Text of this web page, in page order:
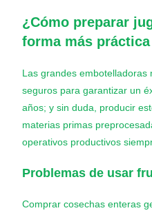
¿Cómo preparar
forma más
Las grandes embotelladoras
seguros para garantizar un
años; y sin duda, producir
materias primas
operativos productivos
Problemas de usar
Comprar cosechas enteras